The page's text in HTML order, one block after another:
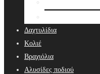
Δαχτυλίδια
Κολιέ
Βραχιόλια
Αλυσίδες ποδιού